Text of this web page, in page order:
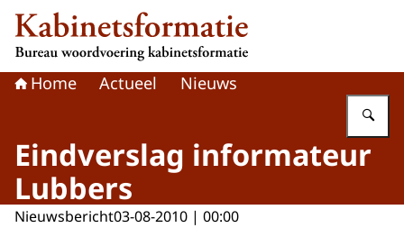
Naar de homepage van Kabinetsformatie
Home Actueel Nieuws
Eindverslag informateur
Lubbers
Nieuwsbericht03-08-2010 | 00:00